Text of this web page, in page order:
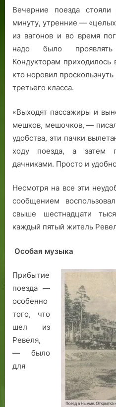
Вечерние поезда
минуту, утренние —
из вагонов и во время
надо было
Кондукторам приходилось
кто норовил
третьего класса.
«Выходят пассажиры и
мешков, мешочков, —
удобства, эти пачки
ходу поезда, а затем
дачниками. Просто и
Несмотря на все эти
сообщением
свыше шестнадцати
каждый пятый житель
Особая музыка
Прибытие
поезда —
особенно
того, что
шел из
Ревеля,
— было
для